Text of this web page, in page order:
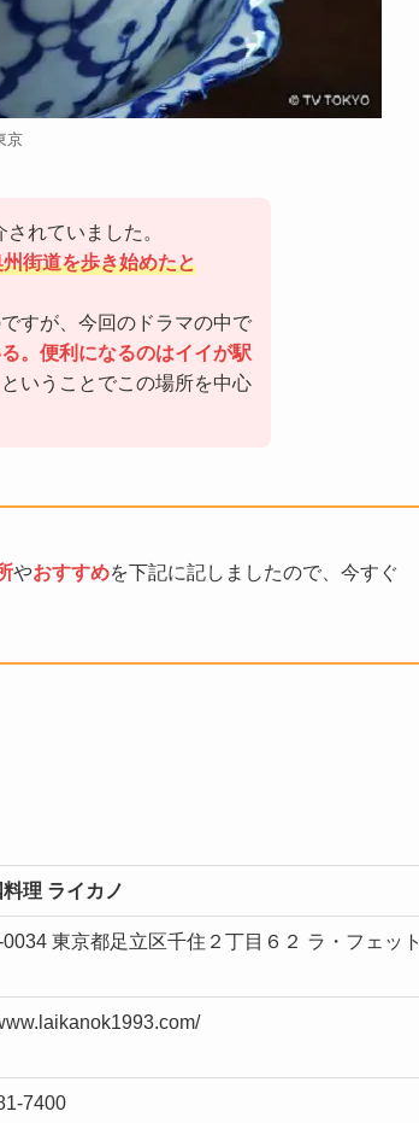
京
れていました。
街道を歩き始めたと
すが、今回のドラマの中で
。便利になるのはイイが駅
ということでこの場所を中心
やおすすめを下記に記しましたので、今すぐ
理 ライカノ
東京都足立区千住２丁目６２ ラ・フェット
7400